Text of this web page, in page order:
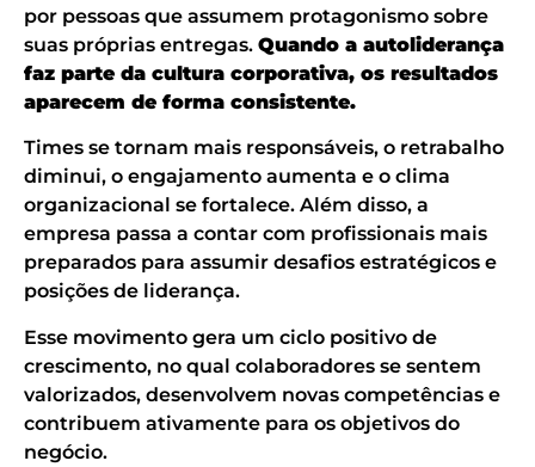
por pessoas que assumem protagonismo sobre
suas próprias entregas. Quando a autoliderança
faz parte da cultura corporativa, os resultados
aparecem de forma consistente.
Times se tornam mais responsáveis, o retrabalho
diminui, o engajamento aumenta e o clima
organizacional se fortalece. Além disso, a
empresa passa a contar com profissionais mais
preparados para assumir desafios estratégicos e
posições de liderança.
Esse movimento gera um ciclo positivo de
crescimento, no qual colaboradores se sentem
valorizados, desenvolvem novas competências e
contribuem ativamente para os objetivos do
negócio.